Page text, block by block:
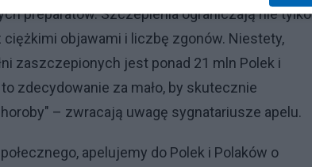
preparatów. Szczepienia ograniczają nie tylko
objawami i liczbę zgonów. Niestety,
zaszczepionych jest ponad 21 mln Polek i
zdecydowanie za mało, by skutecznie
– zwracają uwagę sygnatariusze apelu.
apelujemy do Polek i Polaków o